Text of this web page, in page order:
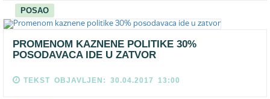
POSAO
PROMENOM KAZNENE POLITIKE 30%
POSODAVACA IDE U ZATVOR
TEKST OBJAVLJEN: 30.04.2017 13:00